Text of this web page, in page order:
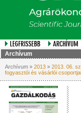
Archívum
Archívum » 2013 » 2013. 06.
fogyasztói és vásárlói